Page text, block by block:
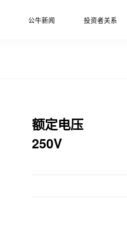
公牛新闻 投资者关系
额定电压
250V